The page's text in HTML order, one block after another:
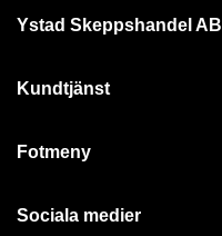
Ystad Skeppshandel AB
Kundtjänst
Fotmeny
Sociala medier